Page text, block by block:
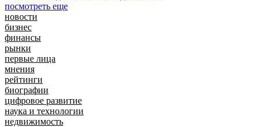
посмотреть еще
новости
бизнес
финансы
рынки
первые лица
мнения
рейтинги
биографии
цифровое развитие
наука и технологии
недвижимость